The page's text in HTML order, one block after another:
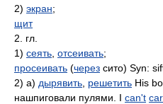
2) экран;
щит
2. гл.
1) сеять отсеивать;
просеивать (через сито) Syn:
2) а) дырявить решетить His
нашпиговали пулями. I can't